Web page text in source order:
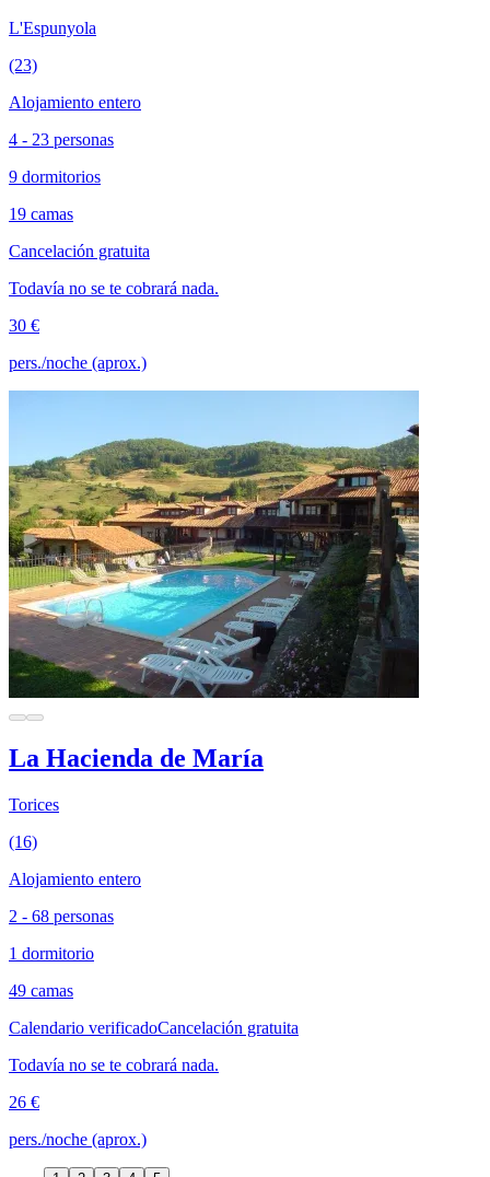
L'Espunyola
(23)
Alojamiento entero
4 - 23 personas
9 dormitorios
19 camas
Cancelación gratuita
Todavía no se te cobrará nada.
30 €
pers./noche (aprox.)
La Hacienda de María
Torices
(16)
Alojamiento entero
2 - 68 personas
1 dormitorio
49 camas
Calendario verificadoCancelación gratuita
Todavía no se te cobrará nada.
26 €
pers./noche (aprox.)